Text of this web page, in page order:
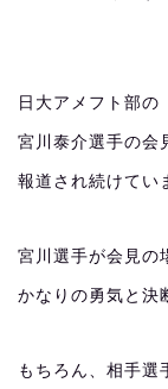
日大アメフト部の
宮川泰介選手の会
報道され続けてい
宮川選手が会見の
かなりの勇気と決
もちろん、相手選